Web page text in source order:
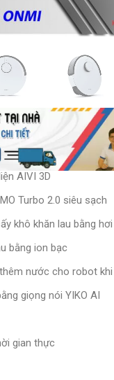
AIVI 3D
Turbo 2.0 siêu sạch
khô khăn lau bằng
bằng ion bạc
nước cho robot
giọng nói YIKO AI
gian thực